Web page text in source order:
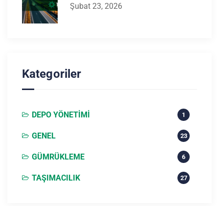
Şubat 23, 2026
Kategoriler
DEPO YÖNETIMI 1
GENEL 23
GÜMRÜKLEME 6
TAŞIMACILIK 27